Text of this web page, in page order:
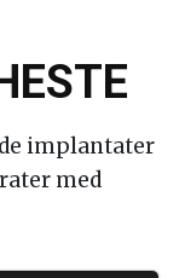
implantater
med